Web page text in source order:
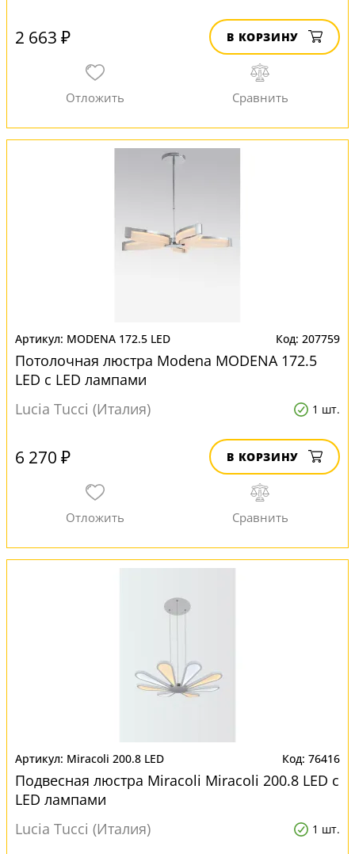
2 663 ₽ В КОРЗИНУ
MODENA 172.5 LED 207759
Потолочная люстра Modena MODENA 172.5
LED с LED лампами
Lucia Tucci (Италия)
1 шт.
6 270 ₽ В КОРЗИНУ
Miracoli 200.8 LED 76416
Подвесная люстра Miracoli Miracoli 200.8 LED с
LED лампами
Lucia Tucci (Италия)
1 шт.